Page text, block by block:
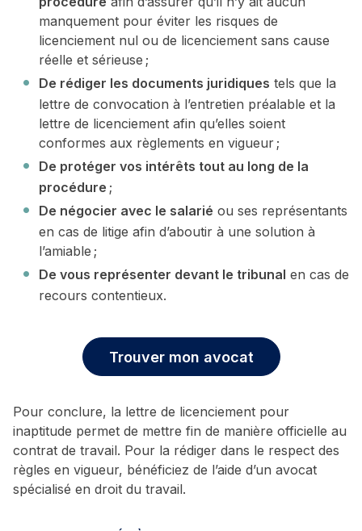
manquement pour éviter les risques de
licenciement nul ou de licenciement sans cause
réelle et sérieuse ;
De rédiger les documents juridiques tels que la
lettre de convocation à l’entretien préalable et la
lettre de licenciement afin qu’elles soient
conformes aux règlements en vigueur ;
De protéger vos intérêts tout au long de la
procédure ;
De négocier avec le salarié ou ses représentants
en cas de litige afin d’aboutir à une solution à
l’amiable ;
De vous représenter devant le tribunal en cas de
recours contentieux.
Trouver mon avocat
Pour conclure, la lettre de licenciement pour
inaptitude permet de mettre fin de manière officielle au
contrat de travail. Pour la rédiger dans le respect des
règles en vigueur, bénéficiez de l’aide d’un avocat
spécialisé en droit du travail.